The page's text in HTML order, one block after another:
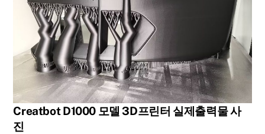
Creatbot D1000 모델 3D프린터 실제출력물 사
진